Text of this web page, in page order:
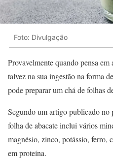
Foto: Divulgação
Provavelmente quando pensa
talvez na sua ingestão na forma
pode preparar um chá de folhas
Segundo um artigo publicado
folha de abacate inclui vários
magnésio, zinco, potássio, ferro,
em proteína.